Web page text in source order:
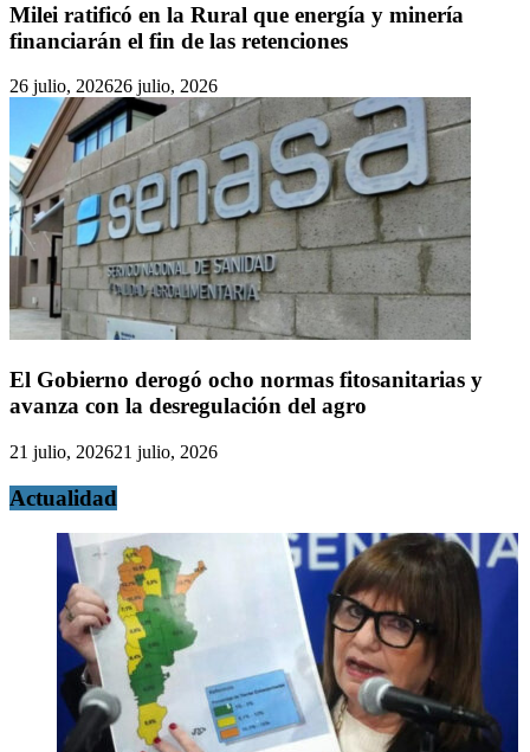
Milei ratificó en la Rural que energía y minería
financiarán el fin de las retenciones
26 julio, 202626 julio, 2026
El Gobierno derogó ocho normas fitosanitarias y
avanza con la desregulación del agro
21 julio, 202621 julio, 2026
Actualidad